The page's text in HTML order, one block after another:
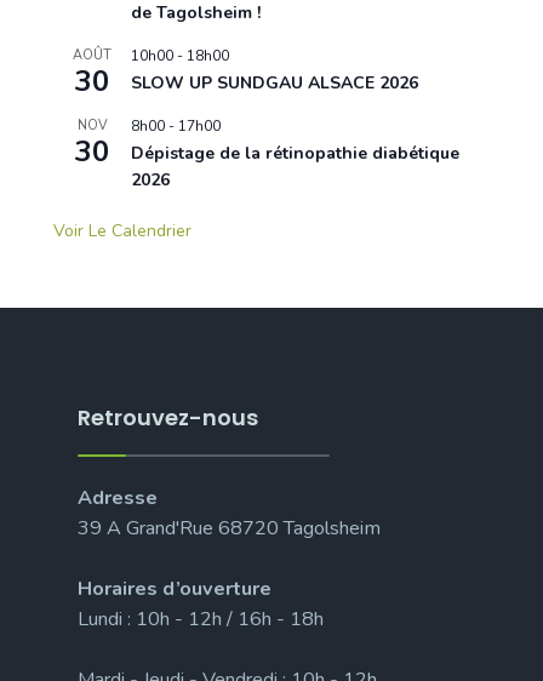
de Tagolsheim !
AOÛT
30
10h00 - 18h00
SLOW UP SUNDGAU ALSACE 2026
NOV
30
8h00 - 17h00
Dépistage de la rétinopathie diabétique
2026
Voir Le Calendrier
Retrouvez-nous
Adresse
39 A Grand'Rue 68720 Tagolsheim
Horaires d’ouverture
Lundi : 10h - 12h / 16h - 18h